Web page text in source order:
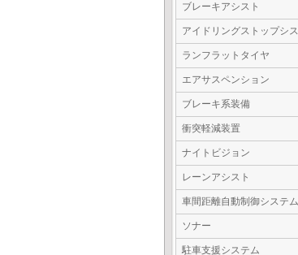
ブレーキアシスト
アイドリングストップシ
ランフラットタイヤ
エアサスペンション
ブレーキ系装備
衝突軽減装置
ナイトビジョン
レーンアシスト
車間距離自動制御システム
ソナー
駐車支援システム